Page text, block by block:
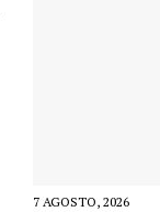
7 AGOSTO, 2026